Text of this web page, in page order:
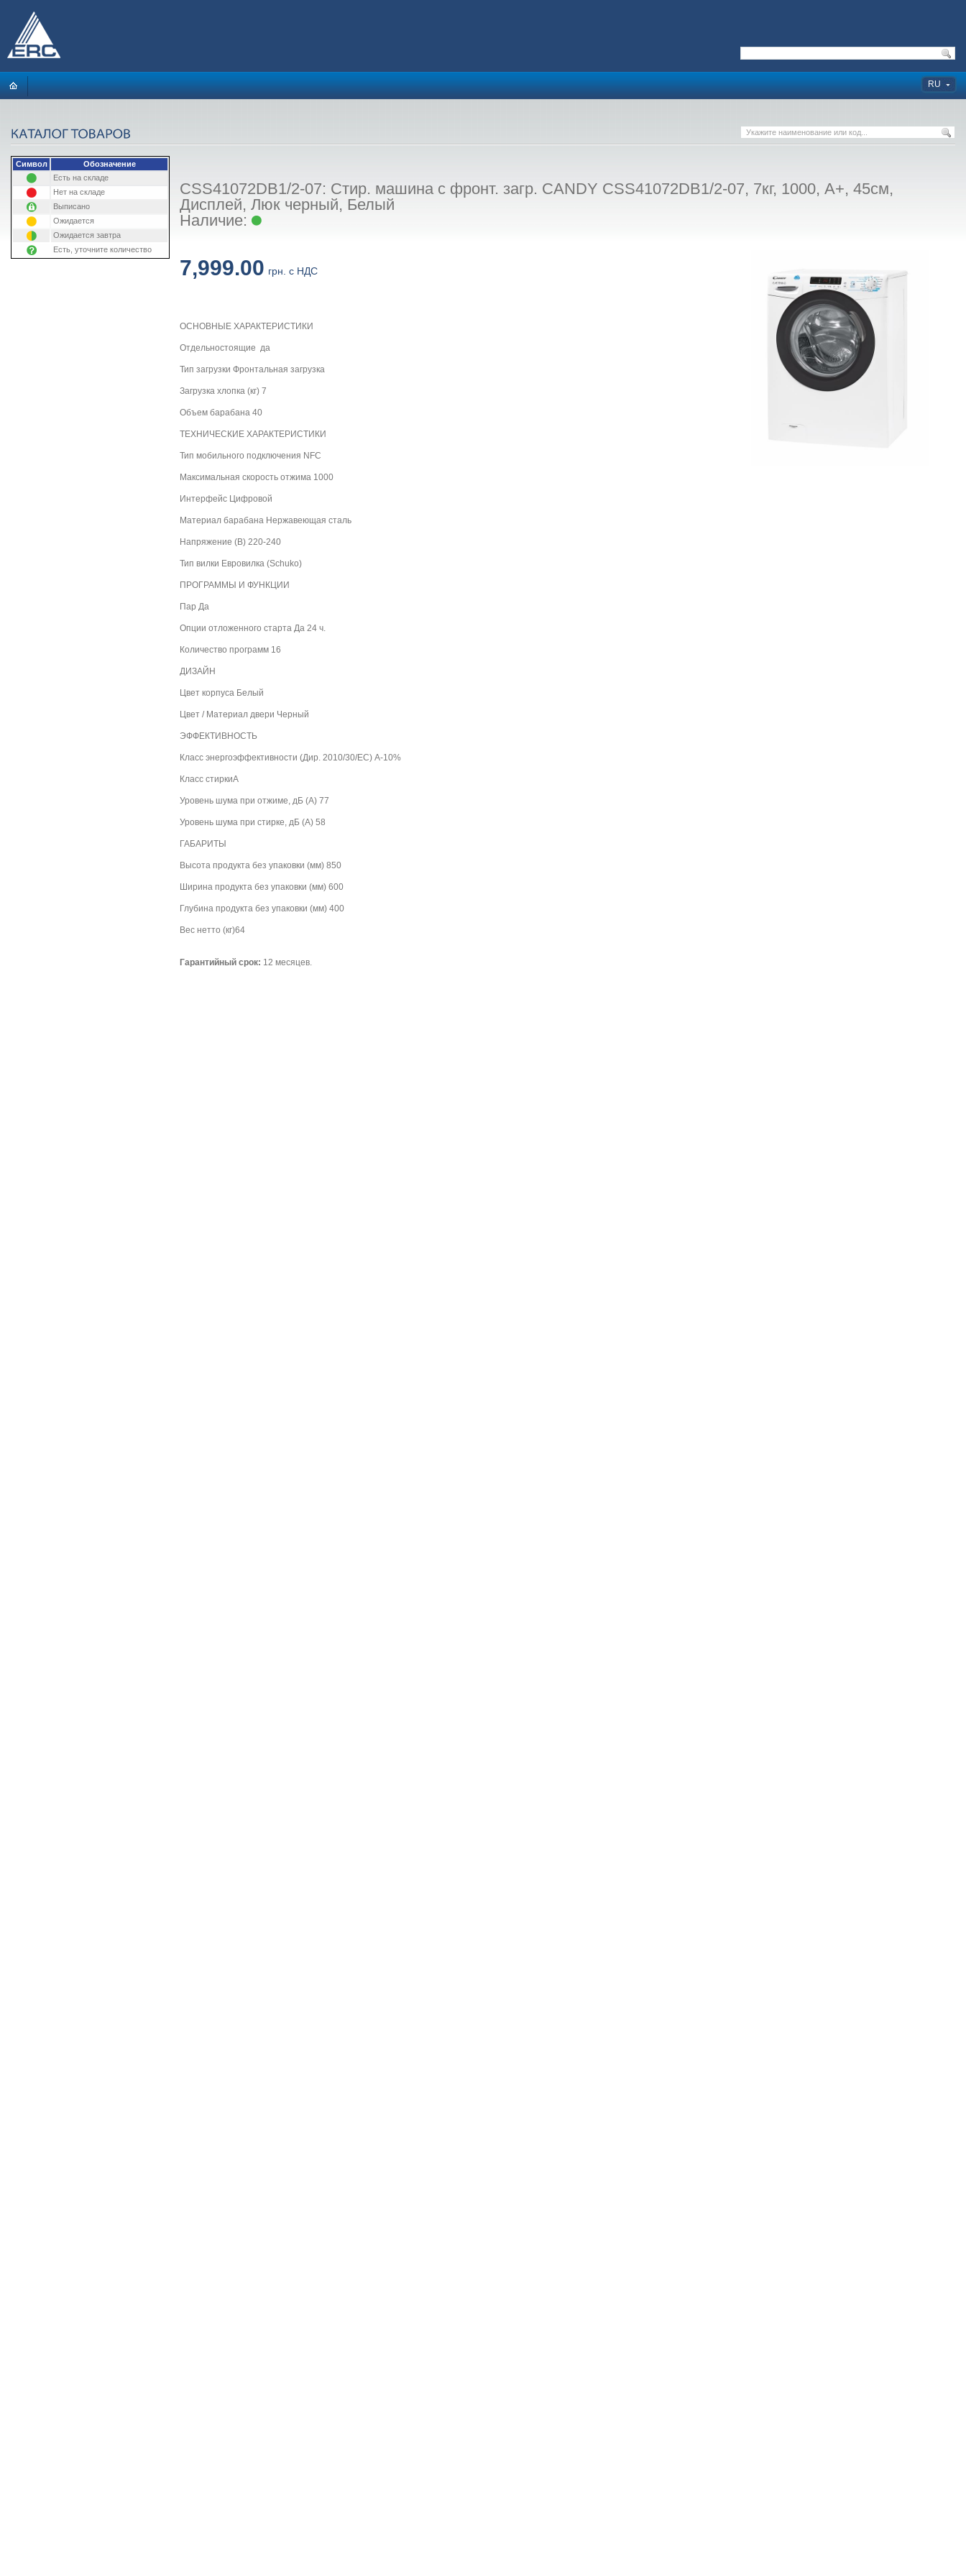
RU
Символ
Обозначение
Есть на складе
Нет на складе
Выписано
Ожидается
Ожидается завтра
Есть, уточните количество
CSS41072DB1/2-07: Стир. машина с фронт. загр. CANDY CSS41072DB1/2-07, 7кг, 1000, A+, 45см,
Дисплей, Люк черный, Белый
Наличие:
7,999.00 грн. с НДС
ОСНОВНЫЕ ХАРАКТЕРИСТИКИ
Отдельностоящие да
Тип загрузки Фронтальная загрузка
Загрузка хлопка (кг) 7
Объем барабана 40
ТЕХНИЧЕСКИЕ ХАРАКТЕРИСТИКИ
Тип мобильного подключения NFC
Максимальная скорость отжима 1000
Интерфейс Цифровой
Материал барабана Нержавеющая сталь
Напряжение (В) 220-240
Тип вилки Евровилка (Schuko)
ПРОГРАММЫ И ФУНКЦИИ
Пар Да
Опции отложенного старта Да 24 ч.
Количество программ 16
ДИЗАЙН
Цвет корпуса Белый
Цвет / Материал двери Черный
ЭФФЕКТИВНОСТЬ
Класс энергоэффективности (Дир. 2010/30/EC) A-10%
Класс стиркиA
Уровень шума при отжиме, дБ (А) 77
Уровень шума при стирке, дБ (А) 58
ГАБАРИТЫ
Высота продукта без упаковки (мм) 850
Ширина продукта без упаковки (мм) 600
Глубина продукта без упаковки (мм) 400
Вес нетто (кг)64
Гарантийный срок: 12 месяцев.